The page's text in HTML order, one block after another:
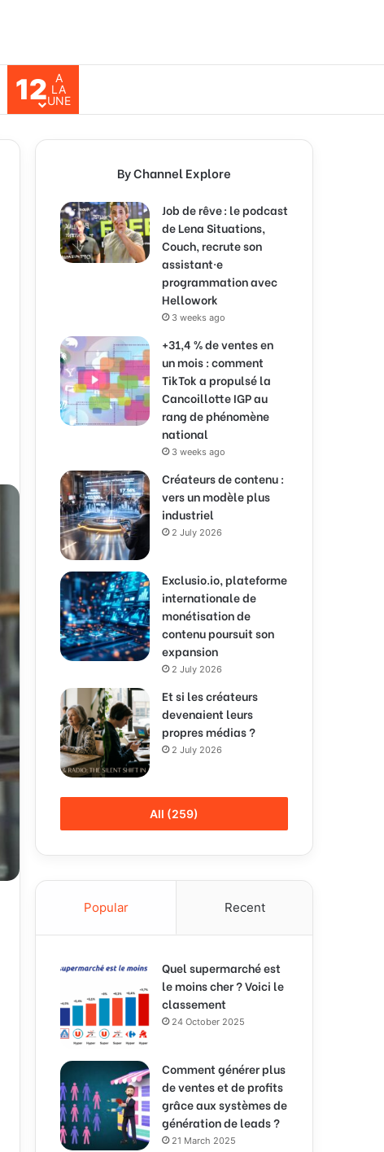
Search for
12
A
LA
UNE
By Channel Explore
Job de rêve : le podcast
de Lena Situations,
Couch, recrute son
assistant·e
programmation avec
Hellowork
3 weeks ago
+31,4 % de ventes en
un mois : comment
TikTok a propulsé la
Cancoillotte IGP au
rang de phénomène
national
3 weeks ago
Créateurs de contenu :
vers un modèle plus
industriel
2 July 2026
Exclusio.io, plateforme
internationale de
monétisation de
contenu poursuit son
expansion
2 July 2026
Et si les créateurs
devenaient leurs
propres médias ?
2 July 2026
All (259)
Popular Recent
Quel supermarché est
le moins cher ? Voici le
classement
24 October 2025
Comment générer plus
de ventes et de profits
grâce aux systèmes de
génération de leads ?
21 March 2025